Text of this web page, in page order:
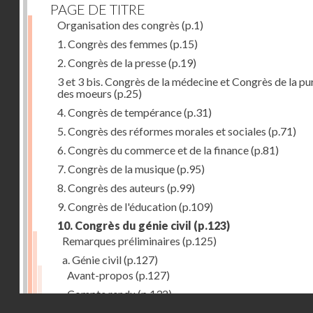
PAGE DE TITRE
Organisation des congrès (p.1)
1. Congrès des femmes (p.15)
2. Congrès de la presse(p.19)
3 et 3 bis. Congrès de la médecine et Congrès de la
des moeurs (p.25)
4. Congrès de tempérance(p.31)
5. Congrès des réformes morales et sociales (p.71)
6. Congrès du commerce et de la finance(p.81)
7. Congrès de la musique(p.95)
8. Congrès des auteurs (p.99)
9. Congrès de l'éducation(p.109)
10. Congrès du génie civil (p.123)
Remarques préliminaires (p.125)
a. Génie civil(p.127)
Avant-propos (p.127)
Compte rendu(p.132)